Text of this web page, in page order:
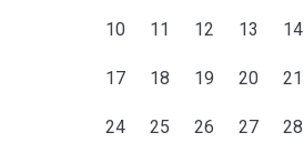
10 11 12 13 14
17 18 19 20 21
24 25 26 27 28